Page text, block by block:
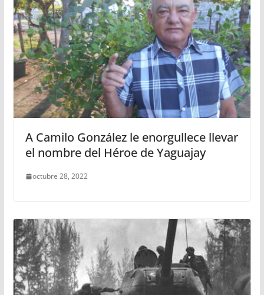
A Camilo González le enorgullece llevar
el nombre del Héroe de Yaguajay
octubre 28, 2022